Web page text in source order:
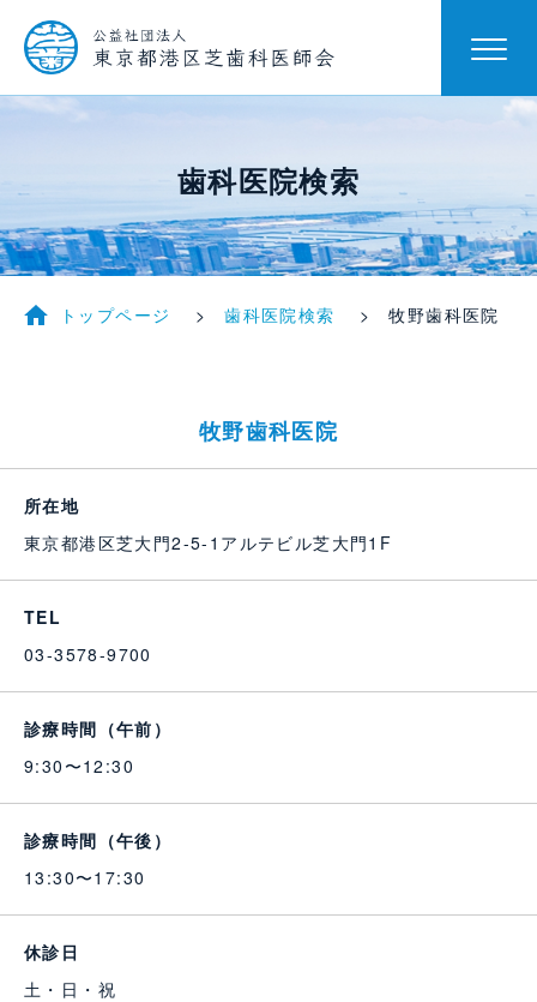
歯科医院検索
トップページ 歯科医院検索 牧野歯科医院
牧野歯科医院
所在地
東京都港区芝大門2-5-1アルテビル芝大門1F
TEL
03-3578-9700
診療時間（午前）
9:30〜12:30
診療時間（午後）
13:30〜17:30
休診日
土・日・祝